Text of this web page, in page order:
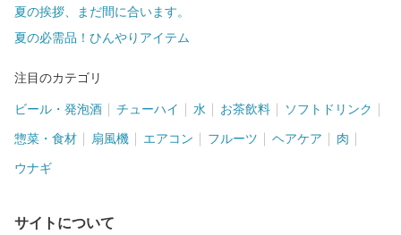
夏の挨拶、まだ間に合います。
夏の必需品！ひんやりアイテム
注目のカテゴリ
ビール・発泡酒 チューハイ 水 お茶飲料 ソフトドリンク
惣菜・食材 扇風機 エアコン フルーツ ヘアケア 肉
ウナギ
サイトについて